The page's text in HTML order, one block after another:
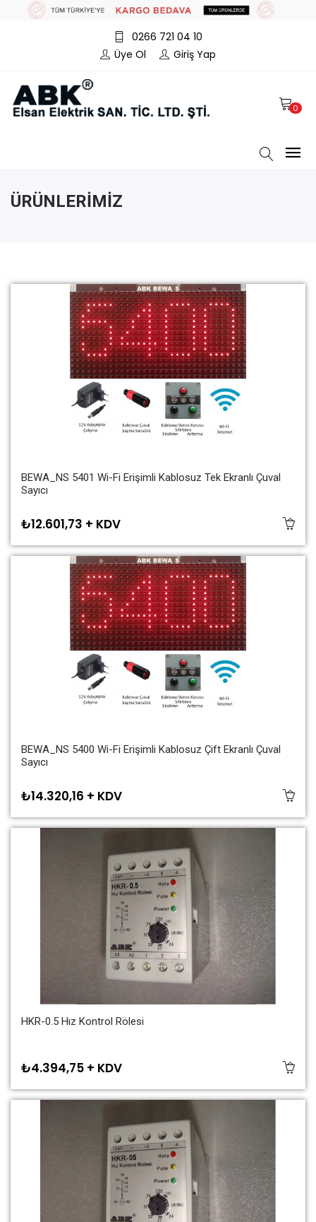
0266 721 04 10
Üye Ol
Giriş Yap
0
ÜRÜNLERİMİZ
BEWA_NS 5401 Wi-Fi Erişimli Kablosuz Tek Ekranlı Çuval
Sayıcı
₺12.601,73 + KDV
BEWA_NS 5400 Wi-Fi Erişimli Kablosuz Çift Ekranlı Çuval
Sayıcı
₺14.320,16 + KDV
HKR-0.5 Hız Kontrol Rölesi
₺4.394,75 + KDV